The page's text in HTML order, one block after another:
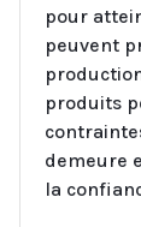
pour
peuvent
produits
demeure
la